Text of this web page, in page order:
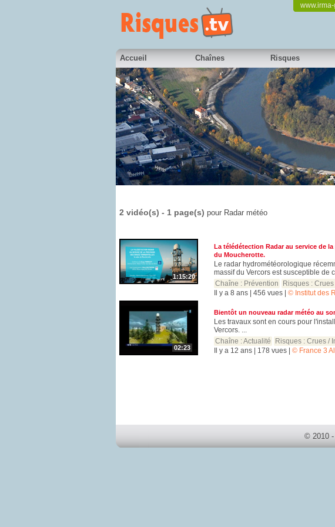
Accueil Chaînes Risques
2 vidéo(s) - 1 page(s) pour Radar météo
1:15:20
La télédétection Radar au service de
du Moucherotte.
Le radar hydrométéorologique
massif du Vercors est susceptible de
Chaîne : Prévention Risques :
Il y a 8 ans | 456 vues |© Institut des
02:23
Bientôt un nouveau radar météo au
Les travaux sont en cours pour
Vercors. ...
Chaîne :Actualité Risques :Crues /
Il y a 12 ans | 178 vues |© France 3
© 2010 -